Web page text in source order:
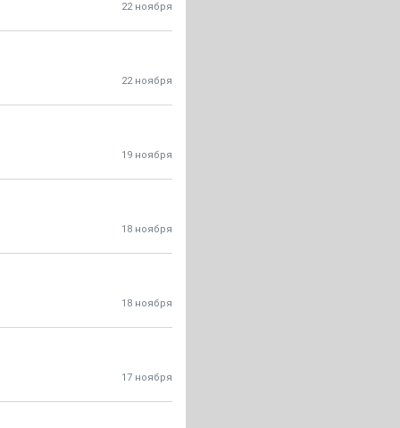
22 ноября
22 ноября
19 ноября
18 ноября
18 ноября
17 ноября